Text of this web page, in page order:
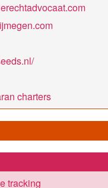
charters
tracking